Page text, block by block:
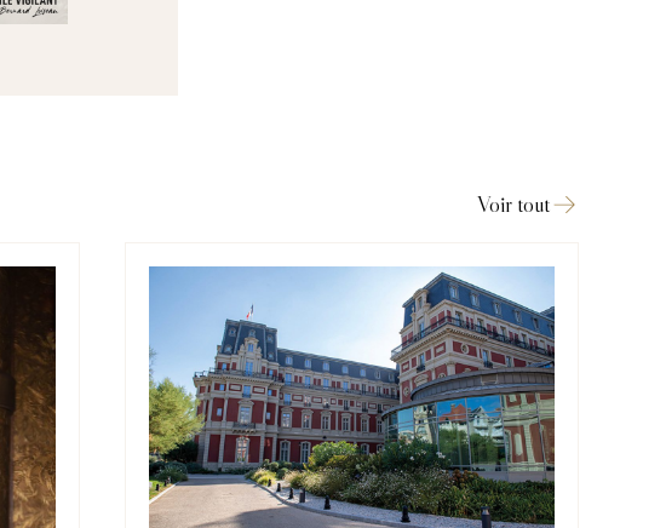
Voir tout